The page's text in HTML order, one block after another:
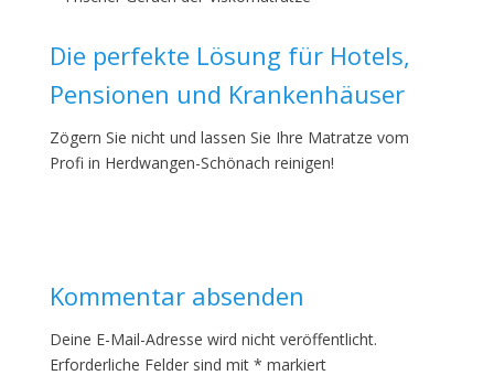
Die perfekte Lösung für Hotels,
Pensionen und Krankenhäuser
Zögern Sie nicht und lassen Sie Ihre Matratze vom
Profi in Herdwangen-Schönach reinigen!
Kommentar absenden
Deine E-Mail-Adresse wird nicht veröffentlicht.
Erforderliche Felder sind mit * markiert